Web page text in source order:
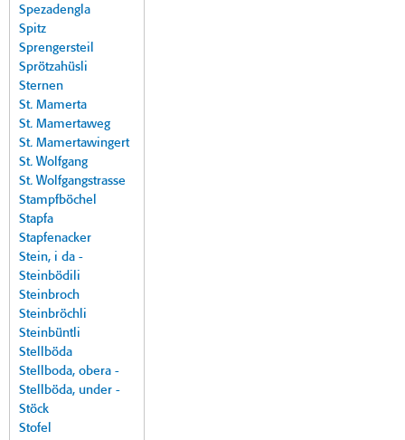
Spezadengla
Spitz
Sprengersteil
Sprötzahüsli
Sternen
St. Mamerta
St. Mamertaweg
St. Mamertawingert
St. Wolfgang
St. Wolfgangstrasse
Stampfböchel
Stapfa
Stapfenacker
Stein, i da -
Steinbödili
Steinbroch
Steinbröchli
Steinbüntli
Stellböda
Stellboda, obera -
Stellböda, under -
Stöck
Stofel